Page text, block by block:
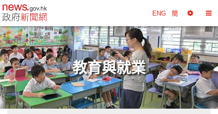
政府新聞網主頁 ENG 簡
擇
工
具
換
目
錄
教育與就業